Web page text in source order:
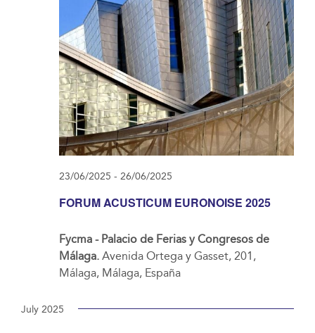
FORUM ACUSTICUM EURONOISE 2025
23/06/2025 - 26/06/2025
Fycma - Palacio de Ferias y Congresos de
Málaga. Avenida Ortega y Gasset, 201,
Málaga, Málaga, España
July 2025